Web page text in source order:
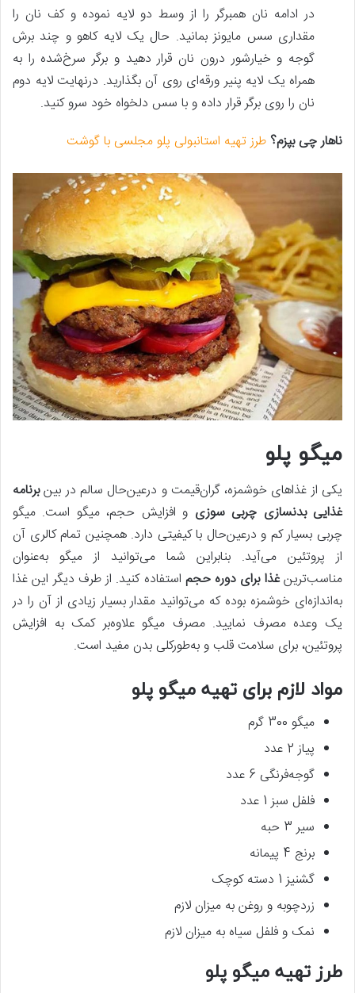
در ادامه نان همبرگر را از وسط دو لایه نموده و کف نان را
مقداری سس مایونز بمانید. حال یک لایه کاهو و چند برش
گوجه و خیارشور درون نان قرار دهید و برگر سرخ‌شده را به
همراه یک لایه پنیر ورقه‌ای روی آن بگذارید. درنهایت لایه دوم
نان را روی برگر قرار داده و با سس دلخواه خود سرو کنید.
ناهار چی بپزم؟ طرز تهیه استانبولی پلو مجلسی با گوشت
میگو پلو
یکی از غذاهای خوشمزه، گران‌قیمت و درعین‌حال سالم در بینبرنامه
غذایی بدنسازی چربی سوزی و افزایش حجم، میگو است. میگو
چربی بسیار کم و درعین‌حال با کیفیتی دارد. همچنین تمام کالری آن
از پروتئین می‌آید. بنابراین شما می‌توانید از میگو به‌عنوان
مناسب‌ترینغذا برای دوره حجم استفاده کنید. از طرف دیگر این غذا
به‌اندازه‌ای خوشمزه بوده که می‌توانید مقدار بسیار زیادی از آن را در
یک وعده مصرف نمایید. مصرف میگو علاوه‌بر کمک به افزایش
پروتئین، برای سلامت قلب و به‌طورکلی بدن مفید است.
مواد لازم برای تهیه میگو پلو
میگو 300 گرم
پیاز 2 عدد
گوجه‌فرنگی 6 عدد
فلفل سبز 1 عدد
سیر 3 حبه
برنج 4 پیمانه
گشنیز 1 دسته کوچک
زردچوبه و روغن به میزان لازم
نمک و فلفل سیاه به میزان لازم
طرز تهیه میگو پلو